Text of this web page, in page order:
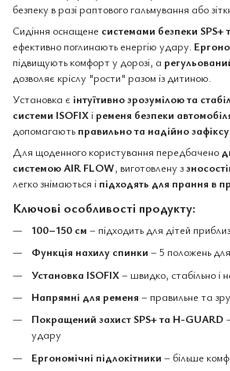
безпеку в разі раптового гальмування або
Сидіння оснащене системами безпеки SPS+
ефективно поглинають енергію удару.
підвищують комфорт у дорозі, а
дозволяє кріслу "рости" разом із дитиною.
Установка є інтуїтивно зрозумілою та
системи ISOFIX і ременя безпеки
допомагають правильно та надійно
Для щоденного користування передбачено
системою AIR FLOW, виготовлену з
легко знімаються і підходять для прання в
Ключові особливості продукту:
100–150 см – підходить для дітей
Функція нахилу спинки – 5 положень
Установка ISOFIX– швидко, стабільно і
Напрямні для ременя – правильне та
Покращений захист SPS+ та H-GUARD
удару
Ергономічні підлокітники – більше